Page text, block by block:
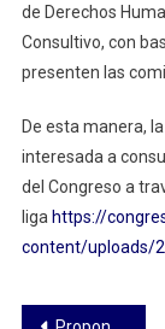
de Derechos
Consultivo, con
presenten las
De esta manera,
interesada a
del Congreso a
liga https://
content/uploads/